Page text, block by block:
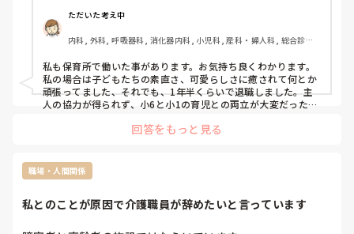
ただいた考え中
内科, 外科, 呼吸器科, 消化器内科, 小児科, 産科・婦人科, 総合診療
私も保育所で働いた事があります。お気持ち良くわかります。
私の場合は子どもたちの素直さ、可愛らしさに癒されて何とか
頑張ってました、それでも、1年半くらいで退職しました。主
人の協力が得られず、小6と小1の育児との両立が大変だったか
ベテランの先生に相談すると良いと思いますよ。平和で何も起
回答をもっと見る
職場・人間関係
私とのことが原因で介護職員が辞めたいと言っています